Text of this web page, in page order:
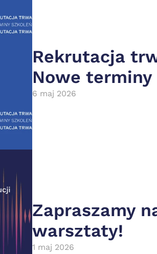
Rekrutacja
Nowe terminy
6 maj 2026
Zapraszamy
warsztaty!
1 maj 2026